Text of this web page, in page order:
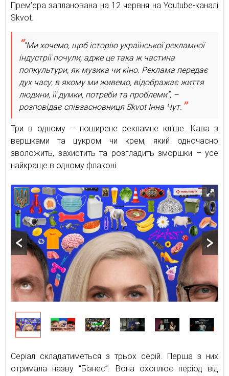
Прем’єра запланована на 12 червня на Youtube-каналі
Skvot.
“Ми хочемо, щоб історію української рекламної
індустрії почули, адже це така ж частина
попкультури, як музика чи кіно. Реклама передає
дух часу, в якому ми живемо, відображає життя
людини, її думки, потреби та проблеми”, –
розповідає співзасновниця Skvot Інна Чут.
Три в одному – поширене рекламне кліше. Кава з
вершками та цукром чи крем, який одночасно
зволожить, захистить та розгладить зморшки – усе
найкраще в одному флаконі.
Серіал складатиметься з трьох серій. Перша з них
отримала назву “Бізнес”. Вона охоплює період від